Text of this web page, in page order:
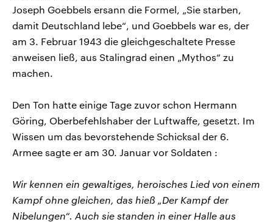
Joseph Goebbels ersann die Formel, „Sie starben,
damit Deutschland lebe“, und Goebbels war es, der
am 3. Februar 1943 die gleichgeschaltete Presse
anweisen ließ, aus Stalingrad einen „Mythos“ zu
machen.
Den Ton hatte einige Tage zuvor schon Hermann
Göring, Oberbefehlshaber der Luftwaffe, gesetzt. Im
Wissen um das bevorstehende Schicksal der 6.
Armee sagte er am 30. Januar vor Soldaten :
Wir kennen ein gewaltiges, heroisches Lied von einem
Kampf ohne gleichen, das hieß „Der Kampf der
Nibelungen“. Auch sie standen in einer Halle aus